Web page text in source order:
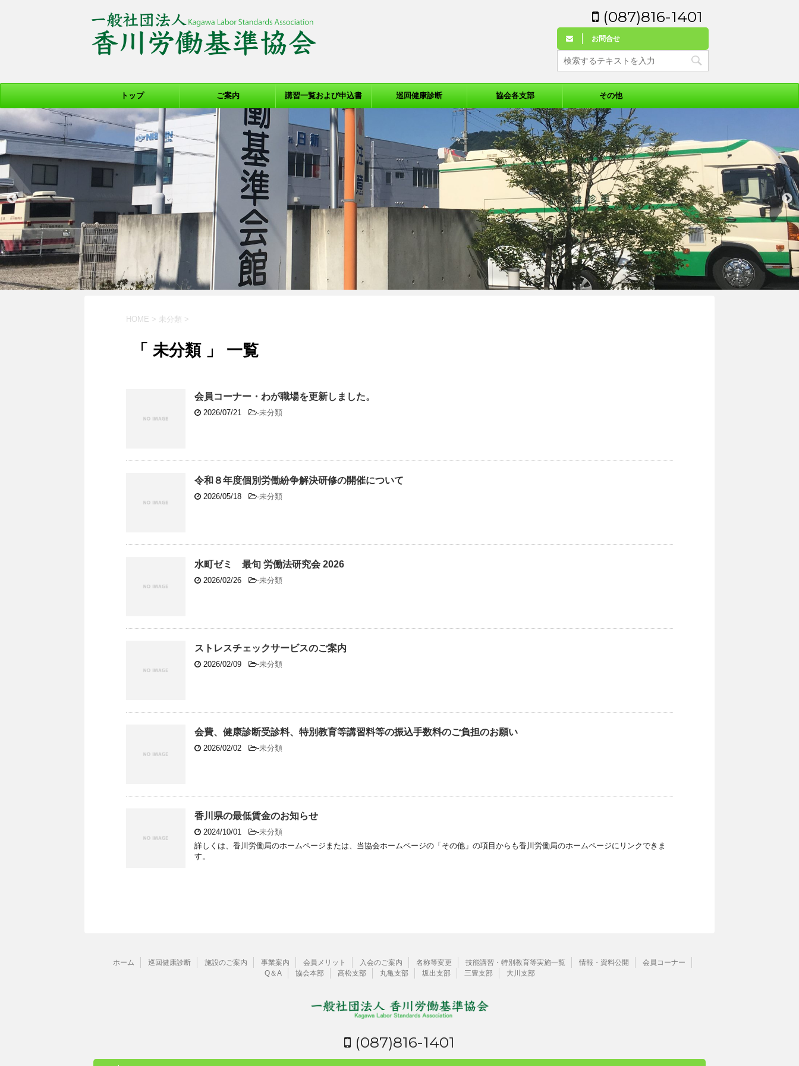
(087)816-1401
お問合せ
トップ ご案内 講習一覧および申込書 巡回健康診断 協会各支部 その他
HOME > 未分類 >
「 未分類 」 一覧
会員コーナー・わが職場を更新しました。
2026/07/21 -未分類
令和８年度個別労働紛争解決研修の開催について
2026/05/18 -未分類
水町ゼミ 最旬 労働法研究会 2026
2026/02/26 -未分類
ストレスチェックサービスのご案内
2026/02/09 -未分類
会費、健康診断受診料、特別教育等講習料等の振込手数料のご負担のお願い
2026/02/02 -未分類
香川県の最低賃金のお知らせ
2024/10/01 -未分類
詳しくは、香川労働局のホームページまたは、当協会ホームページの「その他」の項目からも香川労働局のホームページにリンクできま
す。
ホーム 巡回健康診断 施設のご案内 事業案内 会員メリット 入会のご案内 名称等変更 技能講習・特別教育等実施一覧 情報・資料公開
会員コーナー
Q＆A
協会本部 高松支部 丸亀支部 坂出支部 三豊支部 大川支部
(087)816-1401